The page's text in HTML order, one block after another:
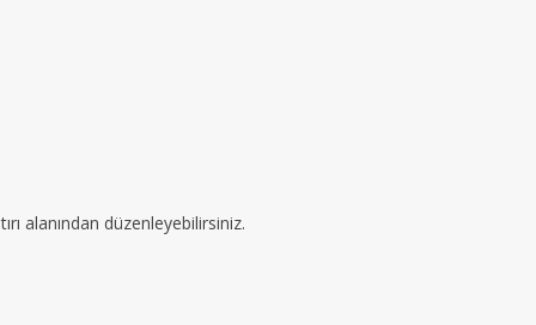
alanından düzenleyebilirsiniz.